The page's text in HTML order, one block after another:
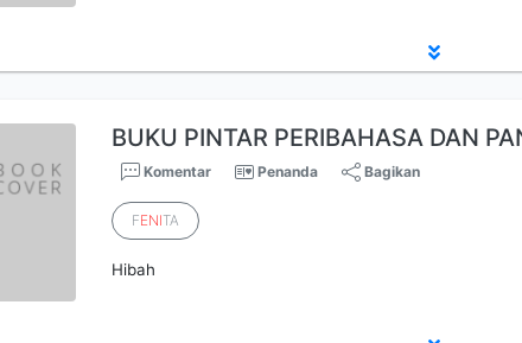
BUKU PINTAR PERIBAHASA DAN
Komentar Penanda Bagikan
FENITA
Hibah